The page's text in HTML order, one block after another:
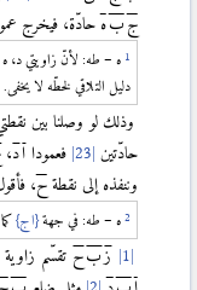
ج ب ه حادّة، فيخرج
ه – طه: لأنّ زاويتي د، ه
دليل التلاقي لخطّه لا يخفى.
وذلك لو وصلنا بين
حادّتين
فعمودا اد،
وننفذه إلى نقطةح،
ه – طه: في جهة{ا ج}
ز بح تقسّم